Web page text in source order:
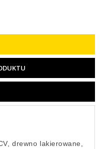
drewno lakierowane,